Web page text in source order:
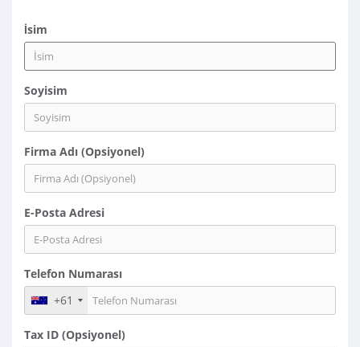
İsim
Soyisim
Firma Adı (Opsiyonel)
E-Posta Adresi
Telefon Numarası
+61
Tax ID (Opsiyonel)